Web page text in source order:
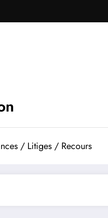
/ Litiges / Recours